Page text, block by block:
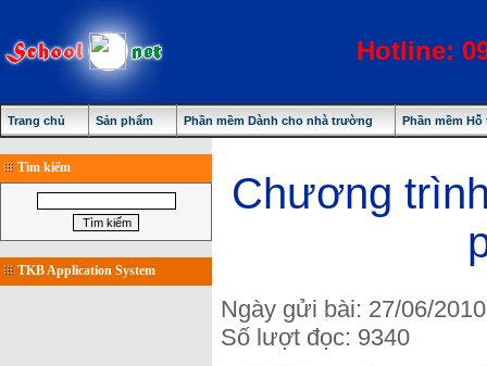
Hotline:
Trang chủ Sản phẩm Phần mềm Dành cho nhà trường Phần mềm
Tìm kiếm
TKB Application System
Chương
Ngày gửi bài: 27/06/2010
Số lượt đọc: 9340